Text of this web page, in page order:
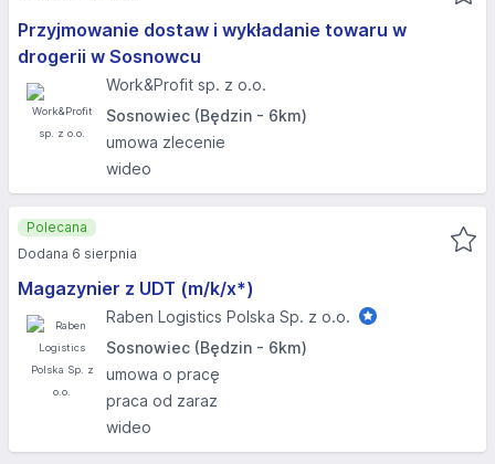
Przyjmowanie dostaw i wykładanie towaru w
drogerii w Sosnowcu
Work&Profit sp. z o.o.
Sosnowiec (Będzin - 6km)
umowa zlecenie
wideo
Magazynier z UDT (m/k/x*)
Raben Logistics Polska Sp. z o.o.
Sosnowiec (Będzin - 6km)
umowa o pracę
praca od zaraz
wideo
Polecana
Dodana 6 sierpnia